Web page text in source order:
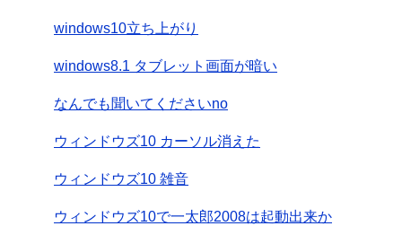
windows10立ち上がり
windows8.1 タブレット画面が暗い
なんでも聞いてくださいno
ウィンドウズ10 カーソル消えた
ウィンドウズ10 雑音
ウィンドウズ10で一太郎2008は起動出来か